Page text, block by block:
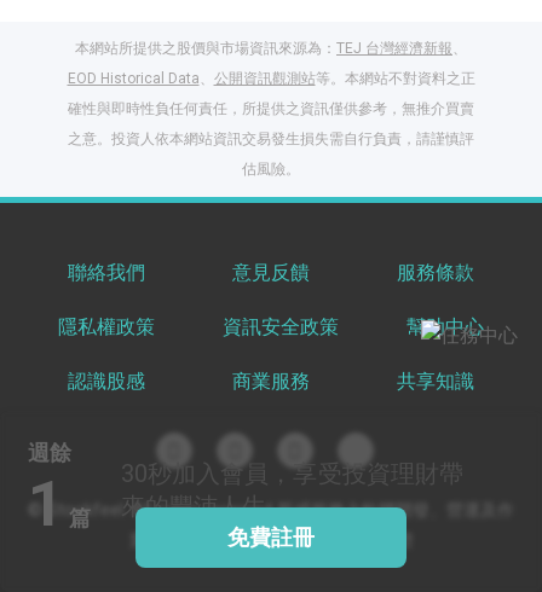
週餘
1 篇
30秒加入會員，享受投資理財帶
來的豐沛人生
免費註冊
本網站所提供之股價與市場資訊來源為： TEJ 台灣經濟新報、
EOD Historical Data、 公開資訊觀測站等。本網站不對資料之正
確性與即時性負任何責任，所提供之資訊僅供參考，無推介買賣
之意。投資人依本網站資訊交易發生損失需自行負責，請謹慎評
估風險。
聯絡我們 意見反饋 服務條款
隱私權政策 資訊安全政策 幫助中心
認識股感 商業服務 共享知識
© Stockfeel. All rights reserved 股感服務之軟體開發、營運及作
業環境通過 ISO/IEC 27001:2022 驗證
出國就缺這咖？股